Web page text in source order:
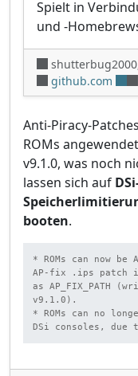
Spielt in
und -
github.com
Anti-Piracy-
ROMs
v9.1.0, was noch
lassen sich auf
booten.
* ROMs can now
AP-fix .ips patch
as AP_FIX_PATH
v9.1.0).
* ROMs can no
DSi consoles, due